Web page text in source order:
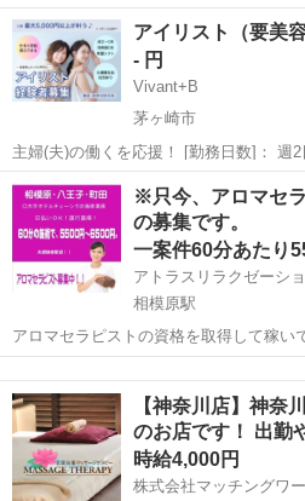
ストを募集しています。 こんな方におすすめです。 独立したい 固定
費を抑えたい 自分のペースで働きたい
【サロ...
神奈川 横浜市 関内駅 美容
アイリスト（要美
- 円
Vivant+B
茅ヶ崎市
主婦(夫)の働くを応援！ [勤務日数]： 週2日~
10:00~14:00/10:00~15:00/12:00~16:00/
水/木/金/土 などから選べます [勤務地・...
神奈川 茅ヶ崎市 美容師
※只今、アロマセ
の募集です。
一案件60分あたり
アトラスリラクゼーシ
相模原駅
アロマセラピストの資格を取得して稼
技術は一般社団法人日本整体師会の講師
（無料） 人を癒やす仕事をしたい方、
して、サロンを持ちたい方等興味あるけ
【神奈川店】神奈
のお店です！ 出勤
時給4,000円
株式会社マッチングワ